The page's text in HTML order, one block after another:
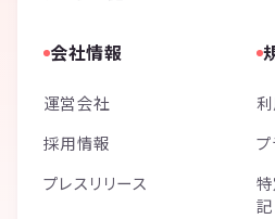
会社情報
運営会社
採用情報
プレスリリース
記